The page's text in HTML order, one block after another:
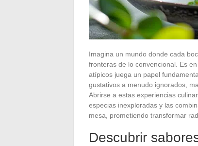
Imagina un mundo donde cada
fronteras de lo convencional. Es
atípicos juega un papel
gustativos a menudo ignorados,
Abrirse a estas experiencias
especias inexploradas y las
mesa, prometiendo transformar
Descubrir